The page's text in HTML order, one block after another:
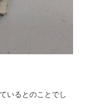
いるとのことでし